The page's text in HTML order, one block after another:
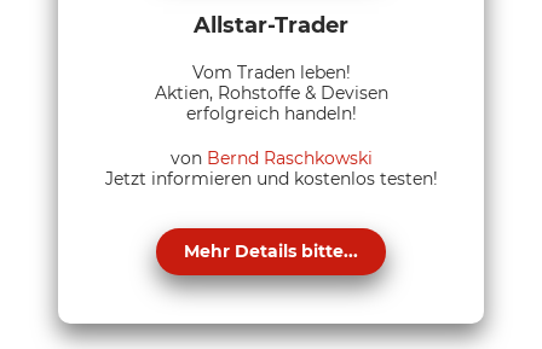
Allstar-Trader
Vom Traden leben!
Aktien, Rohstoffe & Devisen
erfolgreich handeln!
von Bernd Raschkowski
Jetzt informieren und kostenlos testen!
Mehr Details bitte...